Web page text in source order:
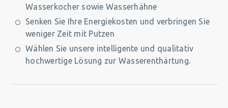
Wasserkocher sowie Wasserhähne
Senken Sie Ihre Energiekosten und verbringen Sie
weniger Zeit mit Putzen
Wählen Sie unsere intelligente und qualitativ
hochwertige Lösung zur Wasserenthärtung.